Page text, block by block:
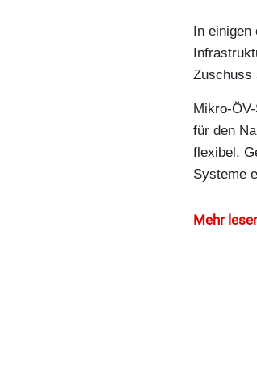
In einigen
Zuschuss
Mikro-
für den
flexibel.
Systeme
Mehr